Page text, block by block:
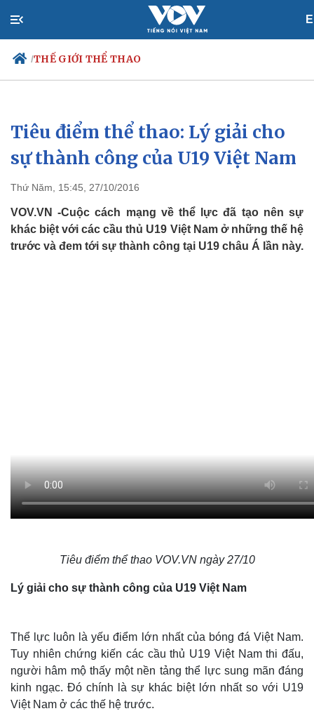
/THẾ GIỚI THỂ THAO
Chính trị
Đảng
Tổ chức nhân sự
Nhận diện sự thật
Xã hội
Tin 24h
Dự báo thời tiết
Việc làm
Biển đảo
Tiêu điểm thể thao: Lý giải cho
sự thành công của U19 Việt Nam
Thứ Năm, 15:45, 27/10/2016
VOV.VN -Cuộc cách mạng về thể lực đã tạo nên sự
khác biệt với các cầu thủ U19 Việt Nam ở những thế hệ
trước và đem tới sự thành công tại U19 châu Á lần này.
Tiêu điểm thể thao VOV.VN ngày 27/10
Lý giải cho sự thành công của U19 Việt Nam
Thể lực luôn là yếu điểm lớn nhất của bóng đá Việt Nam.
Tuy nhiên chứng kiến các cầu thủ U19 Việt Nam thi đấu,
người hâm mộ thấy một nền tảng thể lực sung mãn đáng
kinh ngạc. Đó chính là sự khác biệt lớn nhất so với U19
Việt Nam ở các thế hệ trước.